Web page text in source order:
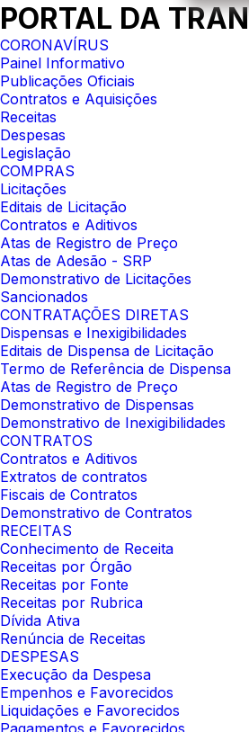
PORTAL DA
CORONAVÍRUS
Painel Informativo
Publicações Oficiais
Contratos e Aquisições
Receitas
Despesas
Legislação
COMPRAS
Licitações
Editais de Licitação
Contratos e Aditivos
Atas de Registro de Preço
Atas de Adesão - SRP
Demonstrativo de Licitações
Sancionados
CONTRATAÇÕES DIRETAS
Dispensas e Inexigibilidades
Editais de Dispensa de Licitação
Termo de Referência de Dispensa
Atas de Registro de Preço
Demonstrativo de Dispensas
Demonstrativo de Inexigibilidades
CONTRATOS
Contratos e Aditivos
Extratos de contratos
Fiscais de Contratos
Demonstrativo de Contratos
RECEITAS
Conhecimento de Receita
Receitas por Órgão
Receitas por Fonte
Receitas por Rubrica
Dívida Ativa
Renúncia de Receitas
DESPESAS
Execução da Despesa
Empenhos e Favorecidos
Liquidações e Favorecidos
Pagamentos e Favorecidos